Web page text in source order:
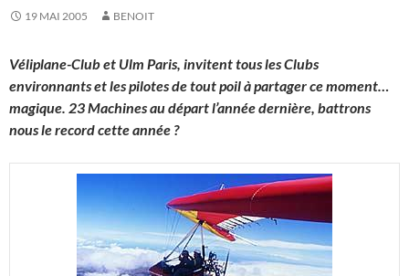
19 MAI 2005 BENOIT
Véliplane-Club et Ulm Paris, invitent tous les Clubs
environnants et les pilotes de tout poil à partager ce moment…
magique. 23 Machines au départ l’année dernière, battrons
nous le record cette année ?